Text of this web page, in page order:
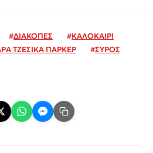
#ΔΙΑΚΟΠΕΣ #ΚΑΛΟΚΑΙΡΙ
ΤΖΕΣΙΚΑ ΠΑΡΚΕΡ #ΣΥΡΟΣ